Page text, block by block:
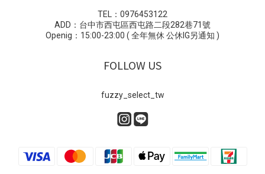
TEL：0976453122
ADD：台中市西屯區西屯路二段282巷71號
Openig：15:00-23:00 ( 全年無休 公休IG另通知 )
FOLLOW US
fuzzy_select_tw